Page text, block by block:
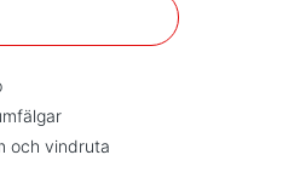
och vindruta